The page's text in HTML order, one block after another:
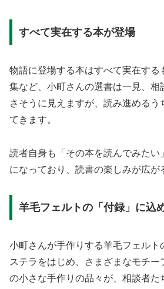
すべて実在する本が登場
物語に登場する本はすべて実在する
集など、小町さんの選書は一見、相
さそうに見えますが、読み進めるう
てきます。
読者自身も「その本を読んでみたい
になっており、読書の楽しみが広が
羊毛フェルトの「付録」に込
小町さんが手作りする羊毛フェルト
ステラをはじめ、さまざまなモチー
の小さな手作りの品々が、相談者た